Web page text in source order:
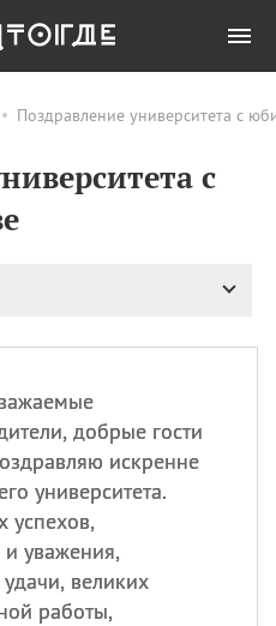
Поздравление университета с
с
добрые гости
искренне
университета.
успехов,
и уважения,
великих
работы,
ПРАЗДНИКИ Все
Преображение
Господне у западных
Романа и Давида
мучеников
Национальный день
маяка
Годовщина битвы при
Бояка